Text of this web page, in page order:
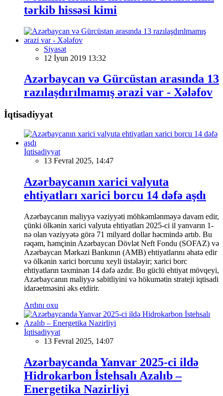
tərkib hissəsi kimi
Siyasət
12 İyun 2019 13:32
Azərbaycan və Gürcüstan arasında 13
razılaşdırılmamış ərazi var - Xələfov
İqtisadiyyat
İqtisadiyyat
13 Fevral 2025, 14:47
Azərbaycanın xarici valyuta
ehtiyatları xarici borcu 14 dəfə aşdı
Azərbaycanın maliyyə vəziyyəti möhkəmlənməyə davam edir,
çünki ölkənin xarici valyuta ehtiyatları 2025-ci il yanvarın 1-
nə olan vəziyyətə görə 71 milyard dollar həcmində artıb. Bu
rəqəm, həmçinin Azərbaycan Dövlət Neft Fondu (SOFAZ) və
Azərbaycan Mərkəzi Bankının (AMB) ehtiyatlarını əhatə edir
və ölkənin xarici borcunu xeyli üstələyir; xarici borc
ehtiyatların təxminən 14 dəfə azdır. Bu güclü ehtiyat mövqeyi,
Azərbaycanın maliyyə sabitliyini və hökumətin strateji iqtisadi
idarəetməsini əks etdirir.
Ardını oxu
İqtisadiyyat
13 Fevral 2025, 14:07
Azərbaycanda Yanvar 2025-ci ildə
Hidrokarbon İstehsalı Azalıb –
Energetika Nazirliyi